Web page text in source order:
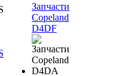
Запчасти
Copeland
D4DF